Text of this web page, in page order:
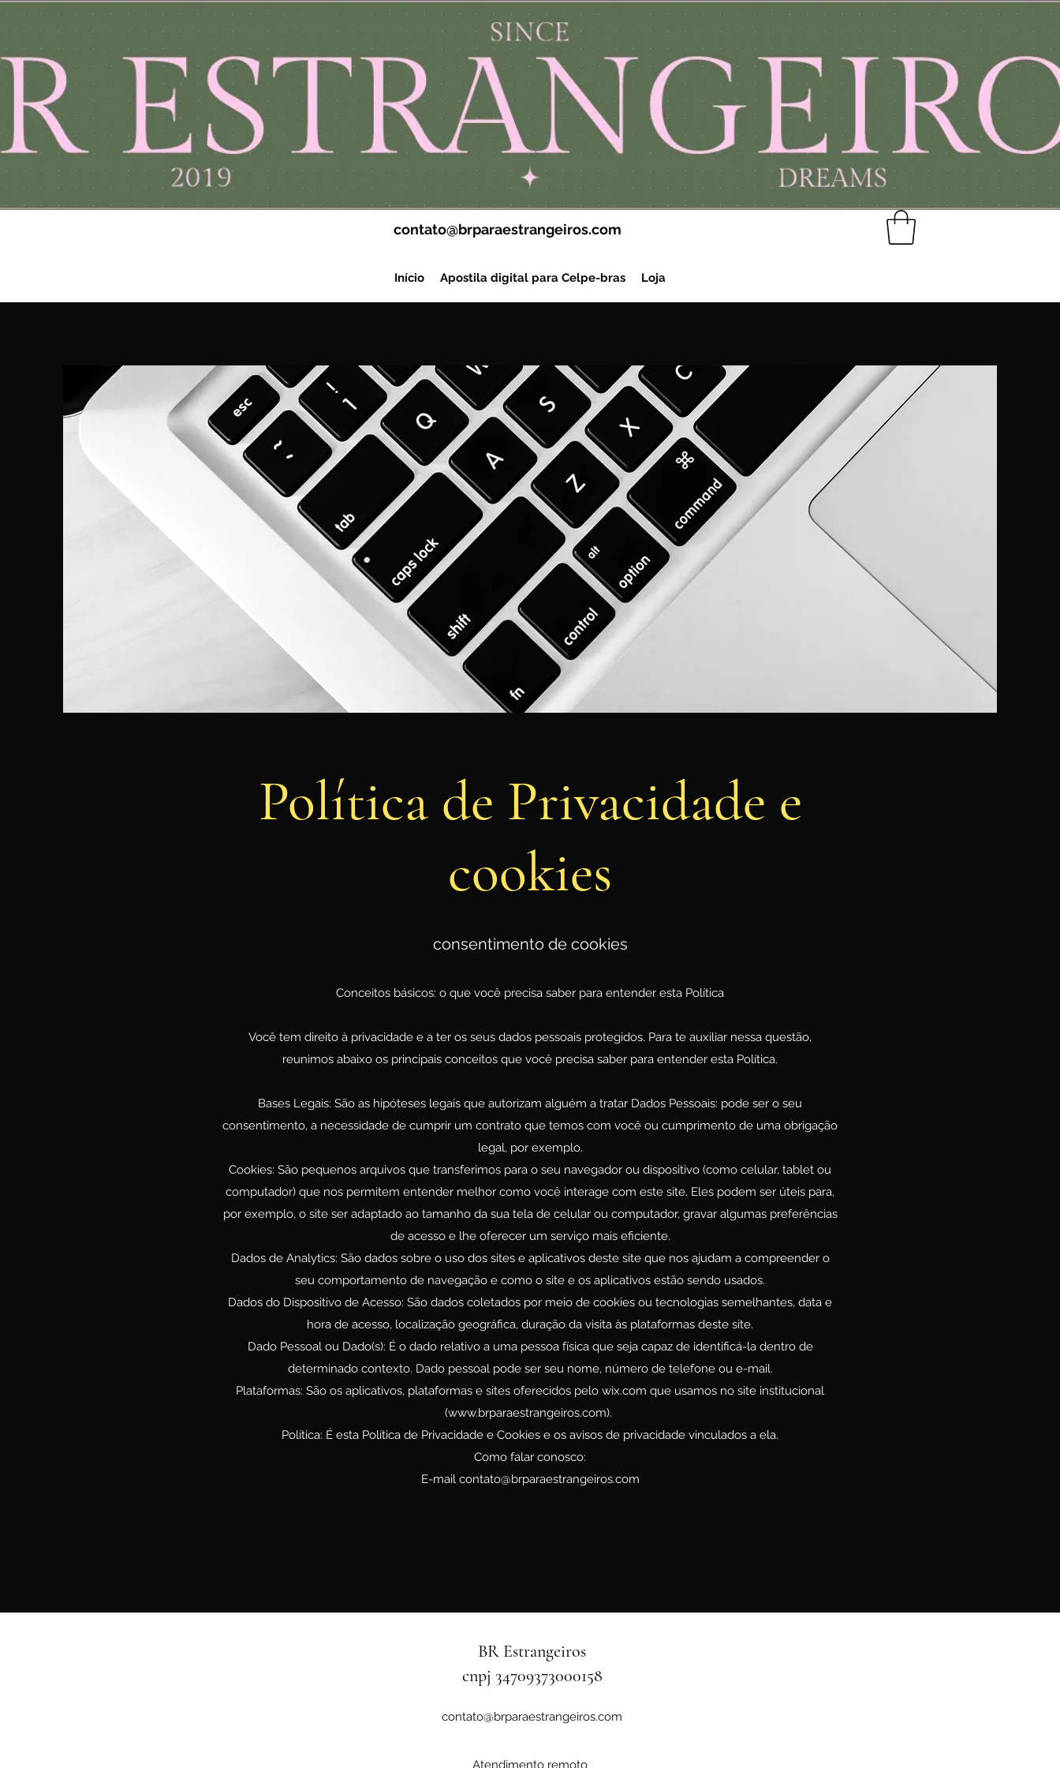
contato@brparaestrangeiros.com
Início Apostila digital para Celpe-bras Loja
Política de Privacidade e
cookies
consentimento de cookies
Conceitos básicos: o que você precisa saber para entender esta Política
Você tem direito à privacidade e a ter os seus dados pessoais protegidos. Para te auxiliar nessa questão,
reunimos abaixo os principais conceitos que você precisa saber para entender esta Política.
Bases Legais: São as hipóteses legais que autorizam alguém a tratar Dados Pessoais: pode ser o seu
consentimento, a necessidade de cumprir um contrato que temos com você ou cumprimento de uma obrigação
legal, por exemplo.
Cookies: São pequenos arquivos que transferimos para o seu navegador ou dispositivo (como celular, tablet ou
computador) que nos permitem entender melhor como você interage com este site. Eles podem ser úteis para,
por exemplo, o site ser adaptado ao tamanho da sua tela de celular ou computador, gravar algumas preferências
de acesso e lhe oferecer um serviço mais eficiente.
Dados de Analytics: São dados sobre o uso dos sites e aplicativos deste site que nos ajudam a compreender o
seu comportamento de navegação e como o site e os aplicativos estão sendo usados.
Dados do Dispositivo de Acesso: São dados coletados por meio de cookies ou tecnologias semelhantes, data e
hora de acesso, localização geográfica, duração da visita às plataformas deste site.
Dado Pessoal ou Dado(s): É o dado relativo a uma pessoa física que seja capaz de identificá-la dentro de
determinado contexto. Dado pessoal pode ser seu nome, número de telefone ou e-mail.
Plataformas: São os aplicativos, plataformas e sites oferecidos pelo wix.com que usamos no site institucional
(www.brparaestrangeiros.com).
Política: É esta Política de Privacidade e Cookies e os avisos de privacidade vinculados a ela.
Como falar conosco:
E-mail contato@brparaestrangeiros.com
BR Estrangeiros
cnpj 34709373000158
contato@brparaestrangeiros.com
Atendimento remoto